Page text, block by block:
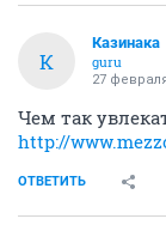
К
Казинака
guru
27
Чем так
http://
ОТВЕТИТЬ